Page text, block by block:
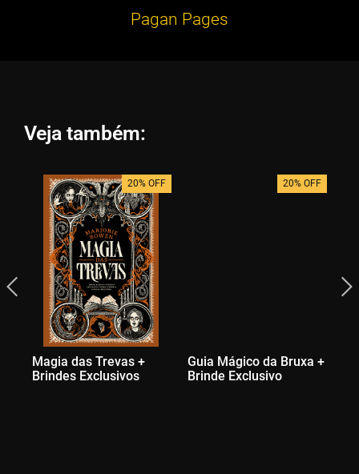
Pagan Pages
Veja também:
20% OFF
Magia das Trevas +
Brindes Exclusivos
20% OFF
Guia Mágico da Bruxa +
Brinde Exclusivo